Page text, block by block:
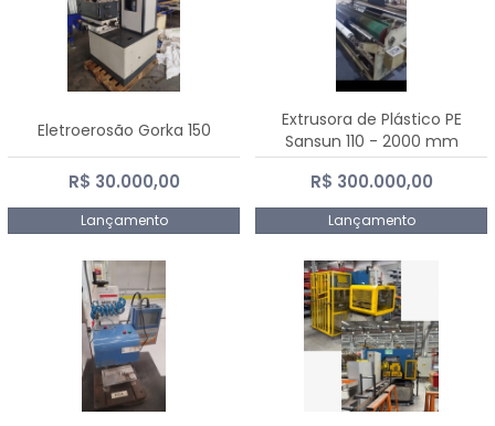
Eletroerosão Gorka 150
R$ 30.000,00
Lançamento
Extrusora de Plástico PE
Sansun 110 - 2000 mm
R$ 300.000,00
Lançamento